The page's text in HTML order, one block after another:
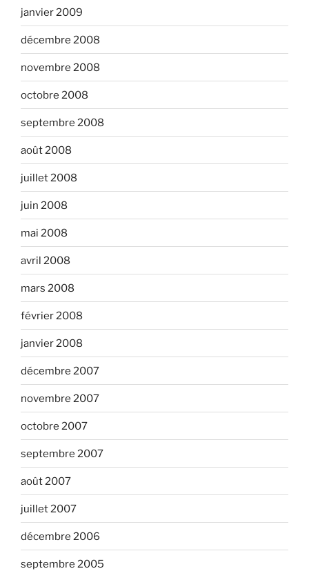
janvier 2009
décembre 2008
novembre 2008
octobre 2008
septembre 2008
août 2008
juillet 2008
juin 2008
mai 2008
avril 2008
mars 2008
février 2008
janvier 2008
décembre 2007
novembre 2007
octobre 2007
septembre 2007
août 2007
juillet 2007
décembre 2006
septembre 2005